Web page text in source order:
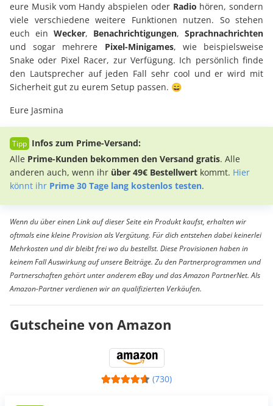
eure Musik vom Handy abspielen oder Radio hören, sondern
viele verschiedene weitere Funktionen nutzen. So stehen
euch ein Wecker, Benachrichtigungen, Sprachnachrichten
und sogar mehrere Pixel-Minigames, wie beispielsweise
Snake oder Pixel Racer, zur Verfügung. Ich persönlich finde
den Lautsprecher auf jeden Fall sehr cool und er wird mit
Sicherheit gut zu eurem Setup passen. 😄
Eure Jasmina
Infos zum Prime-Versand:
Alle Prime-Kunden bekommen den Versand gratis. Alle
anderen auch, wenn ihr über 49€ Bestellwert kommt. Hier
könnt ihr Prime 30 Tage lang kostenlos testen.
Wenn du über einen Link auf dieser Seite ein Produkt kaufst, erhalten wir
oftmals eine kleine Provision als Vergütung. Für dich entstehen dabei keinerlei
Mehrkosten und dir bleibt frei wo du bestellst. Diese Provisionen haben in
keinem Fall Auswirkung auf unsere Beiträge. Zu den Partnerprogrammen und
Partnerschaften gehört unter anderem eBay und das Amazon PartnerNet. Als
Amazon-Partner verdienen wir an qualifizierten Verkäufen.
Gutscheine von Amazon
(730)